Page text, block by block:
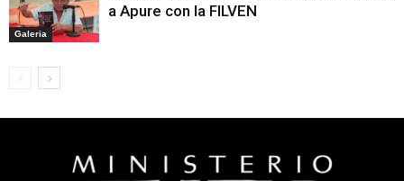
Galeria
a Apure con la FILVEN